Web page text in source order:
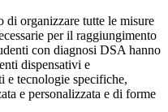
di organizzare tutte le misure
per il raggiungimento
con diagnosi DSA hanno
dispensativi e
e tecnologie specifiche,
e personalizzata e di forme